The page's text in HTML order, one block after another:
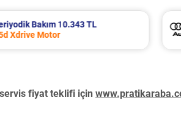
Bakım 12.315 TL
40 Tdi Quattro Motor
fiyat teklifi için